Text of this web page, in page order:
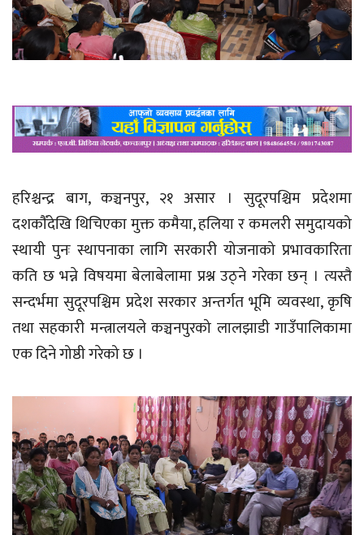
हरिश्चन्द्र बाग, कञ्चनपुर, २१ असार । सुदूरपश्चिम प्रदेशमा
दशकौँदेखि थिचिएका मुक्त कमैया, हलिया र कमलरी समुदायको
स्थायी पुनः स्थापनाका लागि सरकारी योजनाको प्रभावकारिता
कति छ भन्ने विषयमा बेलाबेलामा प्रश्न उठ्ने गरेका छन् । त्यस्तै
सन्दर्भमा सुदूरपश्चिम प्रदेश सरकार अन्तर्गत भूमि व्यवस्था, कृषि
तथा सहकारी मन्त्रालयले कञ्चनपुरको लालझाडी गाउँपालिकामा
एक दिने गोष्ठी गरेको छ ।